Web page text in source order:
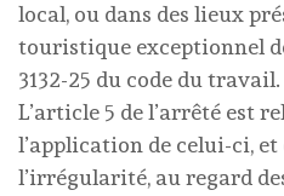
local, ou dans des lieux
touristique exceptionnel
3132-25 du code du travail.
L’article 5 de l’arrêté est
l’application de celui-ci, et
l’irrégularité, au regard